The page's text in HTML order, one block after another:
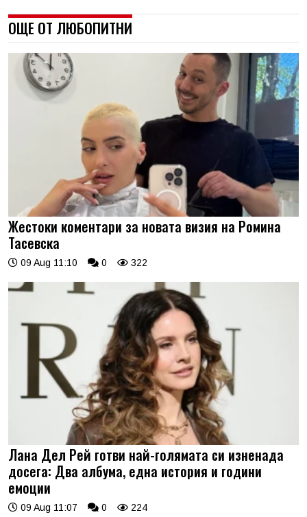
ОЩЕ ОТ ЛЮБОПИТНИ
Жестоки коментари за новата визия на Ромина
Тасевска
09 Aug 11:10 0 322
Лана Дел Рей готви най-голямата си изненада
досега: Два албума, една история и години
емоции
09 Aug 11:07 0 224